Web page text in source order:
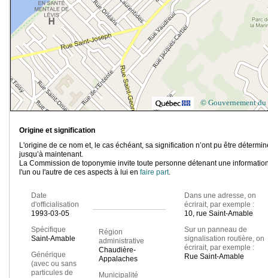
© Gouvernement du
Origine et signification
L'origine de ce nom et, le cas échéant, sa signification n’ont pu être
jusqu’à maintenant.
La Commission de toponymie invite toute personne détenant une
l'un ou l'autre de ces aspects à lui en faire part.
Date
d'officialisation
1993-03-05
Spécifique
Saint-Amable
Générique
(avec ou sans
particules de
Région
administrative
Chaudière-
Appalaches
Municipalité
Dans une adresse, on
écrirait, par exemple :
10, rue Saint-Amable
Sur un panneau de
signalisation routière, on
écrirait, par exemple :
Rue Saint-Amable